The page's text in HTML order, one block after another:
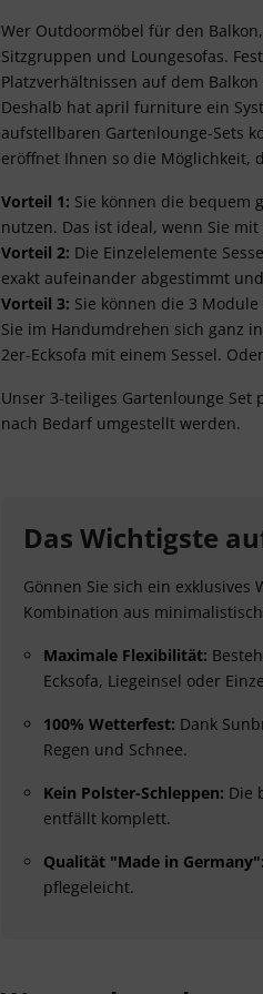
Wer Outdoormöbel für den
Sitzgruppen und Loungesofas.
Platzverhältnissen auf dem
Deshalb hat april furniture ein
aufstellbaren Gartenlounge-Sets
eröffnet Ihnen so die Möglichkeit,
Vorteil 1: Sie können die bequem
nutzen. Das ist ideal, wenn Sie
Vorteil 2: Die Einzelelemente
exakt aufeinander abgestimmt
Vorteil 3: Sie können die 3
Sie im Handumdrehen sich ganz
2er-Ecksofa mit einem Sessel.
Unser 3-teiliges Gartenlounge
nach Bedarf umgestellt werden.
Das Wichtigste
Gönnen Sie sich ein exklusives
Kombination aus
Maximale Flexibilität:
Ecksofa, Liegeinsel oder
100% Wetterfest: Dank
Regen und Schnee.
Kein Polster-Schleppen: Die
entfällt komplett.
Qualität "Made in Germany":
pflegeleicht.
Entwicklung und
Verwendung
Verwendung